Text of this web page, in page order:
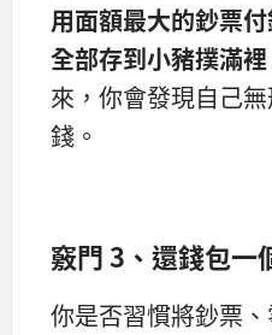
用面額最大的鈔票付
全部存到小豬撲滿裡
來，你會發現自己
錢。
竅門 3、還錢包一
你是否習慣將鈔票